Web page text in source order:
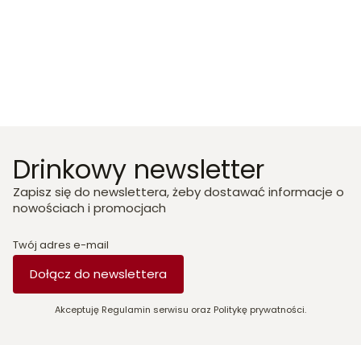
Drinkowy newsletter
Zapisz się do newslettera, żeby dostawać informacje o
nowościach i promocjach
Twój adres e-mail
Dołącz do newslettera
Akceptuję Regulamin serwisu oraz Politykę prywatności.